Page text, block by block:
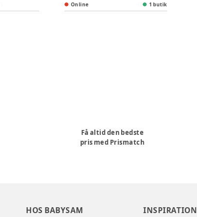
Online 1 butik
Få altid den bedste
pris med Prismatch
HOS BABYSAM INSPIRATION